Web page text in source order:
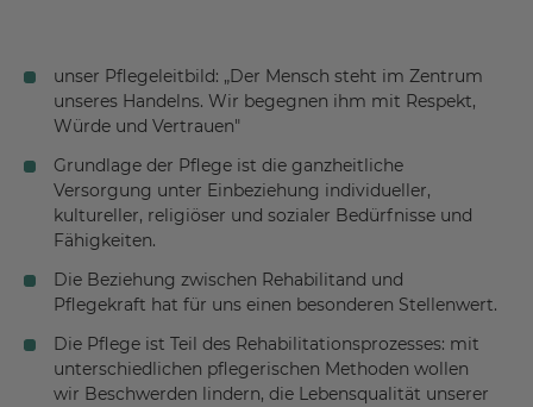
unser Pflegeleitbild: „Der Mensch steht im Zentrum
unseres Handelns. Wir begegnen ihm mit Respekt,
Würde und Vertrauen"
Grundlage der Pflege ist die ganzheitliche
Versorgung unter Einbeziehung individueller,
kultureller, religiöser und sozialer Bedürfnisse und
Fähigkeiten.
Die Beziehung zwischen Rehabilitand und
Pflegekraft hat für uns einen besonderen Stellenwert.
Die Pflege ist Teil des Rehabilitationsprozesses: mit
unterschiedlichen pflegerischen Methoden wollen
wir Beschwerden lindern, die Lebensqualität unserer